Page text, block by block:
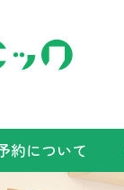
約について